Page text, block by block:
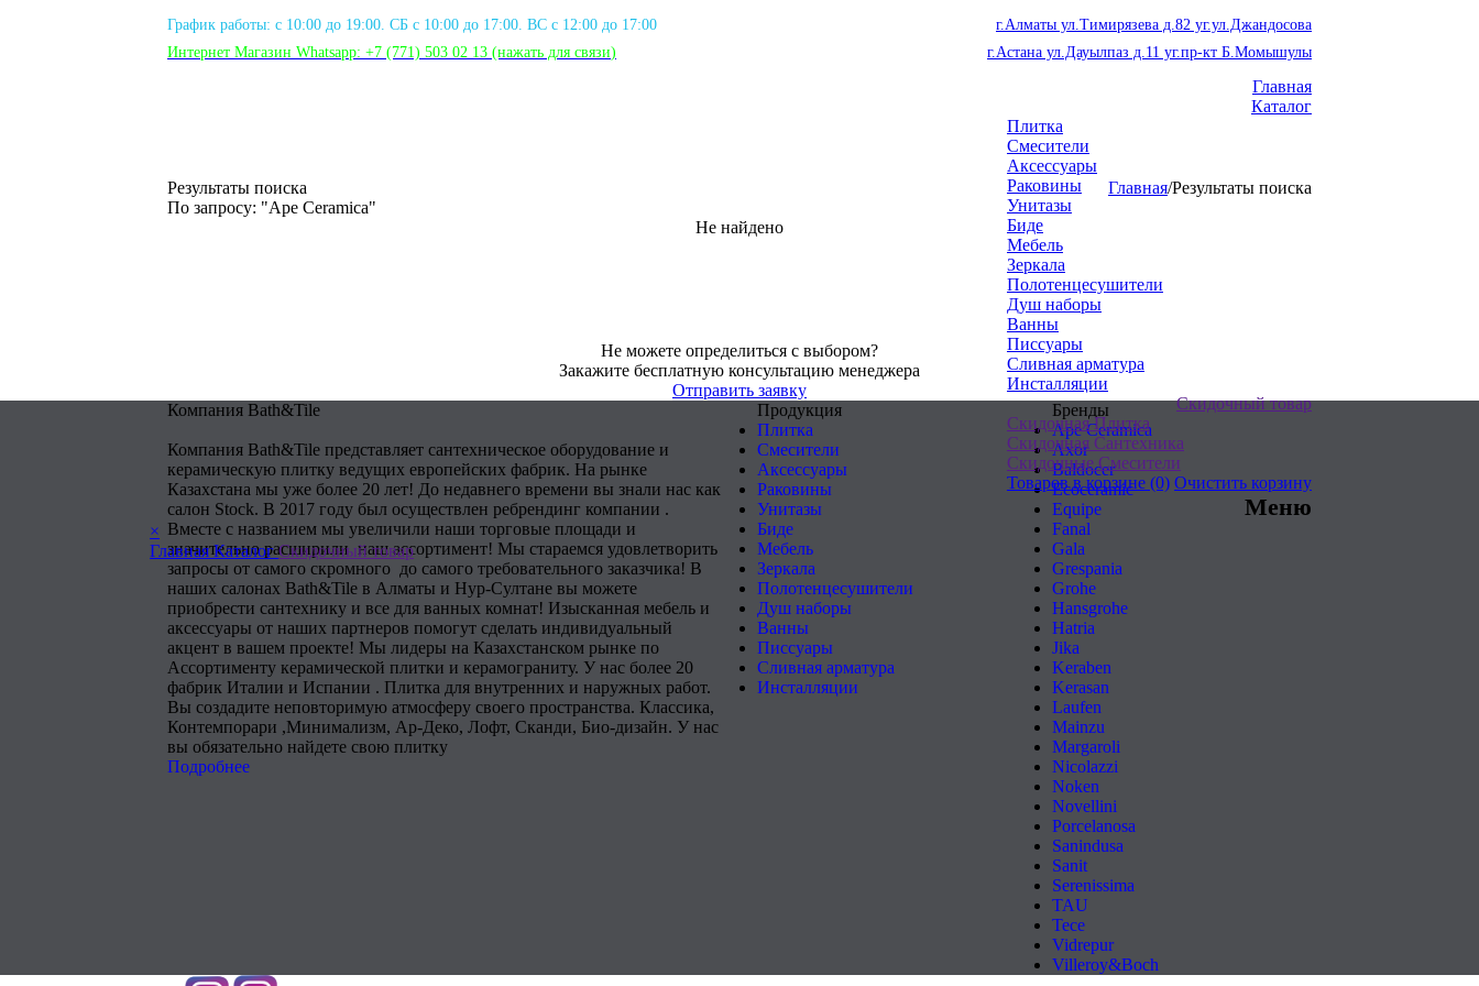
График работы: с 10:00 до 19:00. СБ с 10:00 до 17:00. ВС с 12:00 до 17:00
Интернет Магазин Whatsapp: +7 (771) 503 02 13 (нажать для связи)
г.Алматы ул.Тимирязева д.82 уг.ул.Джандосова
г.Астана ул.Дауылпаз д.11 уг.пр-кт Б.Момышулы
Главная
Каталог
Плитка
Смесители
Аксессуары
Раковины
Унитазы
Биде
Мебель
Зеркала
Полотенцесушители
Душ наборы
Ванны
Писсуары
Сливная арматура
Инсталляции
Скидочный товар
Скидочная Плитка
Скидочная Сантехника
Скидочные Смесители
Товаров в корзине (0) Очистить корзину
Меню
×
ГлавнаяКаталогСкидочный товар
Результаты поиска Главная/Результаты поиска
По запросу: "Ape Ceramica"
Не найдено
Не можете определиться с выбором?
Закажите бесплатную консультацию менеджера
Отправить заявку
Компания Bath&Tile
Компания Bath&Tile представляет сантехническое оборудование и
керамическую плитку ведущих европейских фабрик. На рынке
Казахстана мы уже более 20 лет! До недавнего времени вы знали нас как
салон Stock. В 2017 году был осуществлен ребрендинг компании .
Вместе с названием мы увеличили наши торговые площади и
значительно расширили наш ассортимент! Мы стараемся удовлетворить
запросы от самого скромного до самого требовательного заказчика! В
наших салонах Bath&Tile в Алматы и Нур-Султане вы можете
приобрести сантехнику и все для ванных комнат! Изысканная мебель и
аксессуары от наших партнеров помогут сделать индивидуальный
акцент в вашем проекте! Мы лидеры на Казахстанском рынке по
Ассортименту керамической плитки и керамограниту. У нас более 20
фабрик Италии и Испании . Плитка для внутренних и наружных работ.
Вы создадите неповторимую атмосферу своего пространства. Классика,
Контемпорари ,Минимализм, Ар-Деко, Лофт, Сканди, Био-дизайн. У нас
вы обязательно найдете свою плитку
Подробнее
Продукция
Плитка
Смесители
Аксессуары
Раковины
Унитазы
Биде
Мебель
Зеркала
Полотенцесушители
Душ наборы
Ванны
Писсуары
Сливная арматура
Инсталляции
Бренды
Ape Ceramica
Axor
Baldocer
Ecoceramic
Equipe
Fanal
Gala
Grespania
Grohe
Hansgrohe
Hatria
Jika
Keraben
Kerasan
Laufen
Mainzu
Margaroli
Nicolazzi
Noken
Novellini
Porcelanosa
Sanindusa
Sanit
Serenissima
TAU
Tece
Vidrepur
Villeroy&Boch